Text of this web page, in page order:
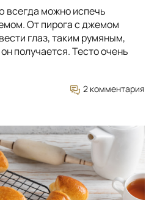
всегда можно испечь
От пирога с джемом
глаз, таким румяным,
получается. Тесто очень
2 комментария